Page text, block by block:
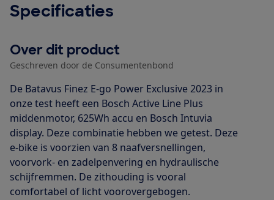
Specificaties
Over dit product
Geschreven door de Consumentenbond
De Batavus Finez E-go Power Exclusive 2023 in
onze test heeft een Bosch Active Line Plus
middenmotor, 625Wh accu en Bosch Intuvia
display. Deze combinatie hebben we getest. Deze
e-bike is voorzien van 8 naafversnellingen,
voorvork- en zadelpenvering en hydraulische
schijfremmen. De zithouding is vooral
comfortabel of licht voorovergebogen.